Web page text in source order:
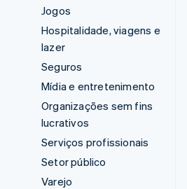
Jogos
Hospitalidade, viagens e
lazer
Seguros
Mídia e entretenimento
Organizações sem fins
lucrativos
Serviços profissionais
Setor público
Varejo